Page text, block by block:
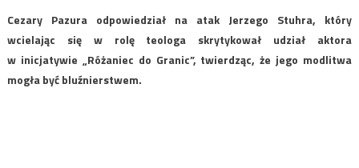
Cezary Pazura odpowiedział na atak Jerzego Stuhra, który
wcielając się w rolę teologa skrytykował udział aktora
w inicjatywie „Różaniec do Granic”, twierdząc, że jego modlitwa
mogła być bluźnierstwem.